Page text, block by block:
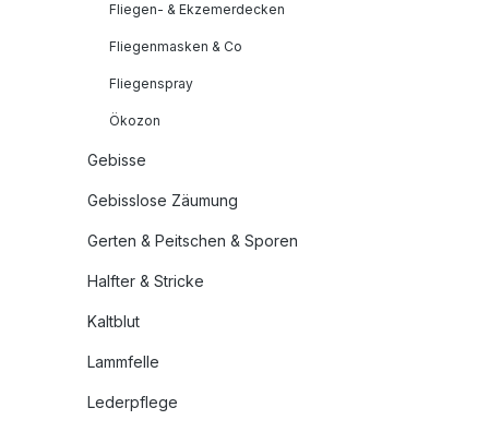
Fliegen- & Ekzemerdecken
Fliegenmasken & Co
Fliegenspray
Ökozon
Gebisse
Gebisslose Zäumung
Gerten & Peitschen & Sporen
Halfter & Stricke
Kaltblut
Lammfelle
Lederpflege